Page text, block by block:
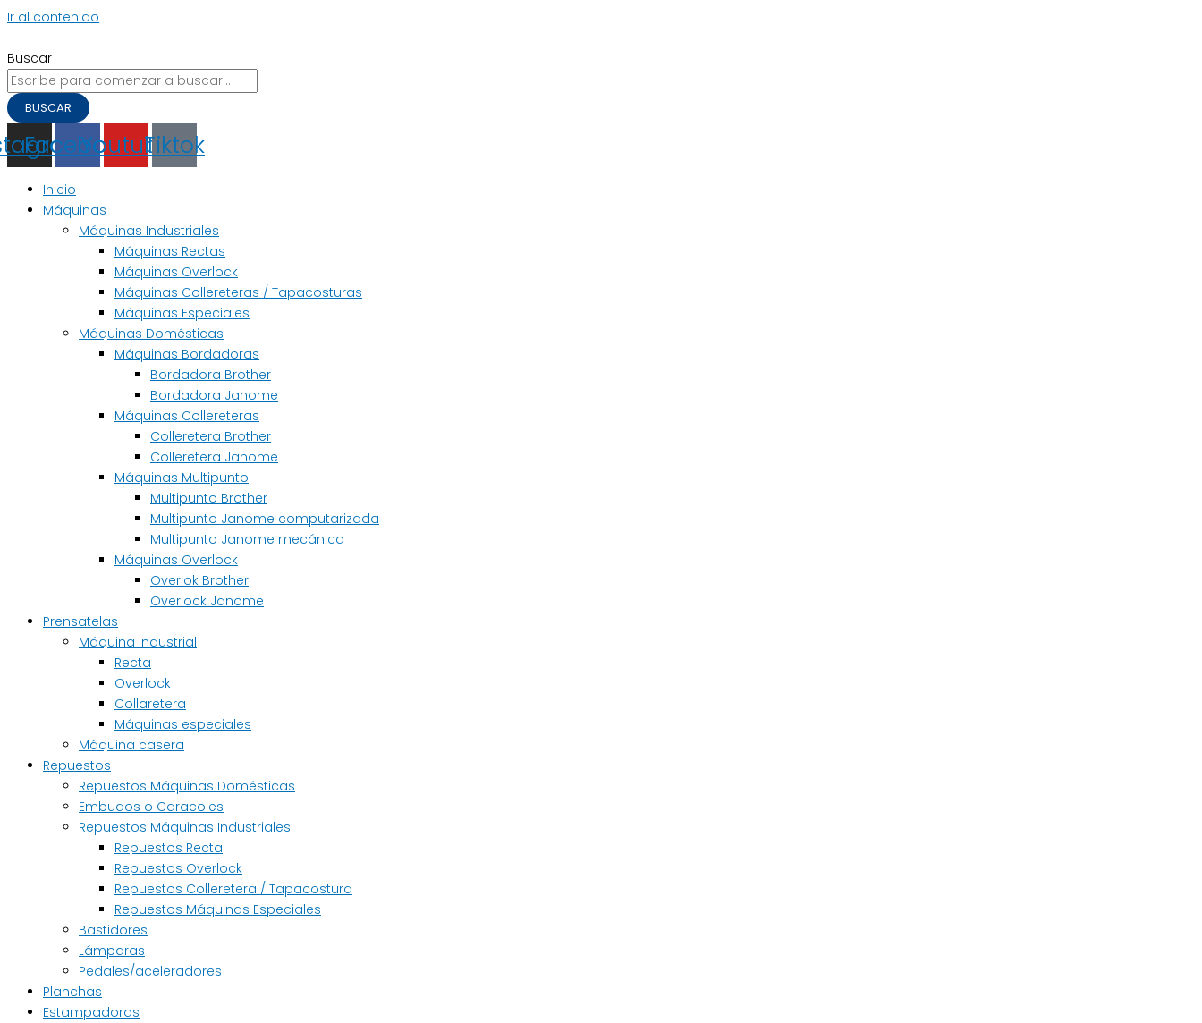
Ir al contenido
Buscar
BUSCAR
Facebook
YoutubeTiktok
Inicio
Máquinas
Máquinas Industriales
Máquinas Rectas
Máquinas Overlock
Máquinas Collereteras / Tapacosturas
Máquinas Especiales
Máquinas Domésticas
Máquinas Bordadoras
Bordadora Brother
Bordadora Janome
Máquinas Collereteras
Colleretera Brother
Colleretera Janome
Máquinas Multipunto
Multipunto Brother
Multipunto Janome computarizada
Multipunto Janome mecánica
Máquinas Overlock
Overlok Brother
Overlock Janome
Prensatelas
Máquina industrial
Recta
Overlock
Collaretera
Máquinas especiales
Máquina casera
Repuestos
Repuestos Máquinas Domésticas
Embudos o Caracoles
Repuestos Máquinas Industriales
Repuestos Recta
Repuestos Overlock
Repuestos Colleretera / Tapacostura
Repuestos Máquinas Especiales
Bastidores
Lámparas
Pedales/aceleradores
Planchas
Estampadoras